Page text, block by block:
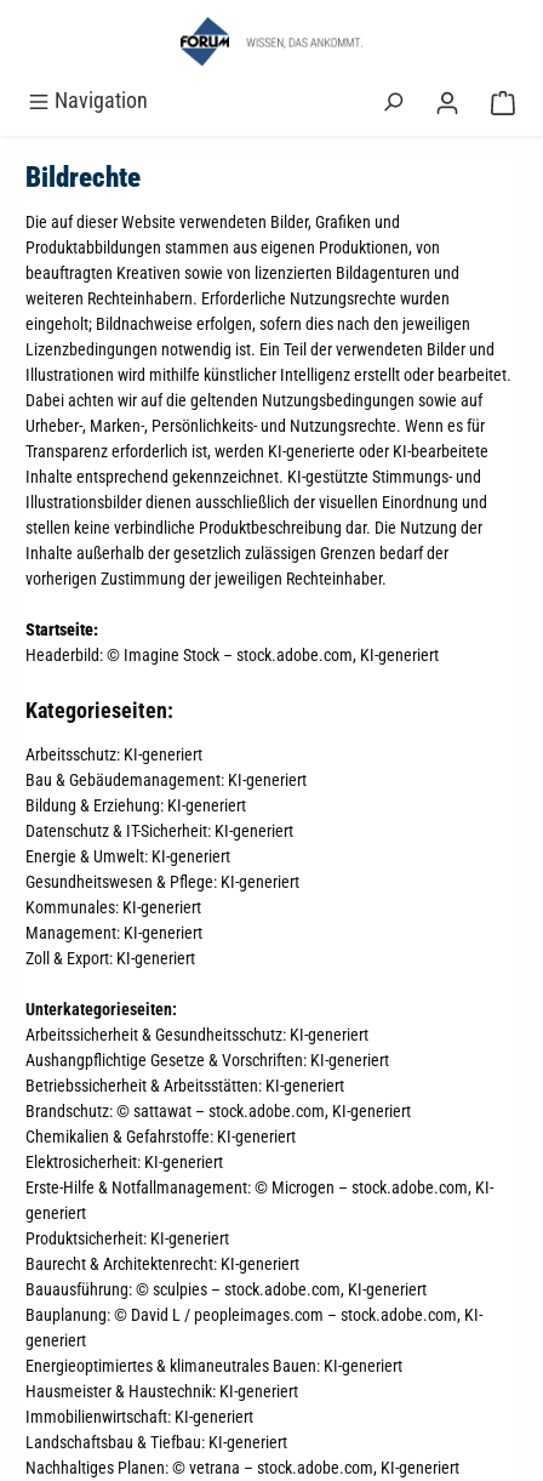
Navigation
Bildrechte
Die auf dieser Website verwendeten Bilder, Grafiken und
Produktabbildungen stammen aus eigenen Produktionen, von
beauftragten Kreativen sowie von lizenzierten Bildagenturen und
weiteren Rechteinhabern. Erforderliche Nutzungsrechte wurden
eingeholt; Bildnachweise erfolgen, sofern dies nach den jeweiligen
Lizenzbedingungen notwendig ist. Ein Teil der verwendeten Bilder und
Illustrationen wird mithilfe künstlicher Intelligenz erstellt oder bearbeitet.
Dabei achten wir auf die geltenden Nutzungsbedingungen sowie auf
Urheber-, Marken-, Persönlichkeits- und Nutzungsrechte. Wenn es für
Transparenz erforderlich ist, werden KI-generierte oder KI-bearbeitete
Inhalte entsprechend gekennzeichnet. KI-gestützte Stimmungs- und
Illustrationsbilder dienen ausschließlich der visuellen Einordnung und
stellen keine verbindliche Produktbeschreibung dar. Die Nutzung der
Inhalte außerhalb der gesetzlich zulässigen Grenzen bedarf der
vorherigen Zustimmung der jeweiligen Rechteinhaber.
Startseite:
Headerbild:© Imagine Stock – stock.adobe.com, KI-generiert
Kategorieseiten:
Arbeitsschutz: KI-generiert
Bau & Gebäudemanagement: KI-generiert
Bildung & Erziehung: KI-generiert
Datenschutz & IT-Sicherheit: KI-generiert
Energie & Umwelt: KI-generiert
Gesundheitswesen & Pflege: KI-generiert
Kommunales: KI-generiert
Management: KI-generiert
Zoll & Export: KI-generiert
Unterkategorieseiten:
Arbeitssicherheit & Gesundheitsschutz: KI-generiert
Aushangpflichtige Gesetze & Vorschriften: KI-generiert
Betriebssicherheit & Arbeitsstätten: KI-generiert
Brandschutz: © sattawat – stock.adobe.com, KI-generiert
Chemikalien & Gefahrstoffe: KI-generiert
Elektrosicherheit: KI-generiert
Erste-Hilfe & Notfallmanagement: © Microgen – stock.adobe.com, KI-
generiert
Produktsicherheit: KI-generiert
Baurecht & Architektenrecht: KI-generiert
Bauausführung: © sculpies – stock.adobe.com, KI-generiert
Bauplanung: © David L / peopleimages.com – stock.adobe.com, KI-
generiert
Energieoptimiertes & klimaneutrales Bauen: KI-generiert
Hausmeister & Haustechnik: KI-generiert
Immobilienwirtschaft: KI-generiert
Landschaftsbau & Tiefbau: KI-generiert
Nachhaltiges Planen: © vetrana – stock.adobe.com, KI-generiert